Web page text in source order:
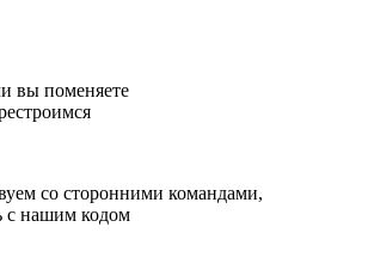
вы поменяете
со сторонними командами,
с нашим кодом